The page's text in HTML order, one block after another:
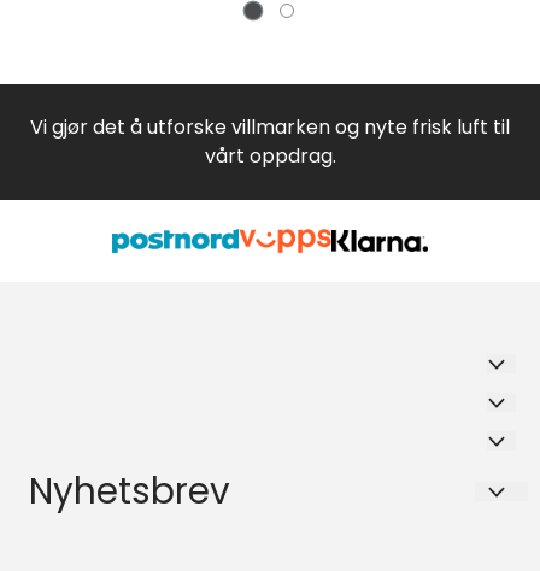
Vi gjør det å utforske villmarken og nyte frisk luft til
vårt oppdrag.
3359 Eggedal
Salgsbetingelser
Nyhetsbrev